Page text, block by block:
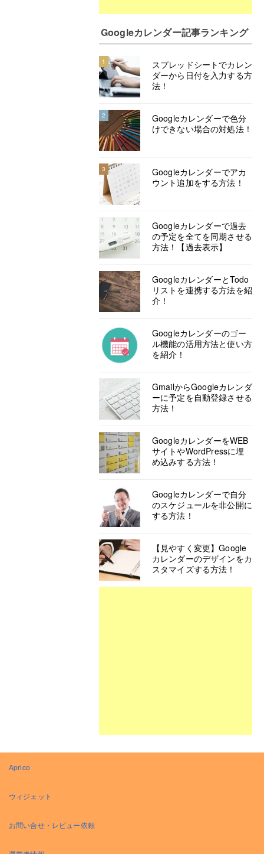
Googleカレンダー記事ランキング
1
スプレッドシートでカレン
ダーから日付を入力する方
法！
2
Googleカレンダーで色分
けできない場合の対処法！
3
Googleカレンダーでアカ
ウント追加をする方法！
Googleカレンダーで過去
の予定を全てを同期させる
方法！【過去表示】
GoogleカレンダーとTodo
リストを連携する方法を紹
介！
Googleカレンダーのゴー
ル機能の活用方法と使い方
を紹介！
GmailからGoogleカレンダ
ーに予定を自動登録させる
方法！
GoogleカレンダーをWEB
サイトやWordPressに埋
め込みする方法！
Googleカレンダーで自分
のスケジュールを非公開に
する方法！
【見やすく変更】Google
カレンダーのデザインをカ
スタマイズする方法！
Aprico
ウィジェット
お問い合せ・レビュー依頼